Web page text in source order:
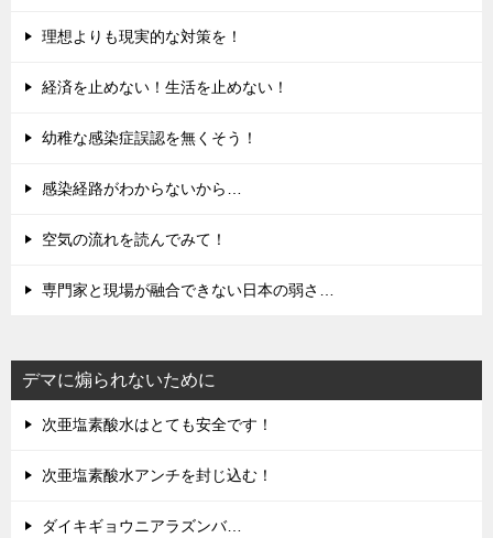
理想よりも現実的な対策を！
経済を止めない！生活を止めない！
幼稚な感染症誤認を無くそう！
感染経路がわからないから…
空気の流れを読んでみて！
専門家と現場が融合できない日本の弱さ…
デマに煽られないために
次亜塩素酸水はとても安全です！
次亜塩素酸水アンチを封じ込む！
ダイキギョウニアラズンバ…